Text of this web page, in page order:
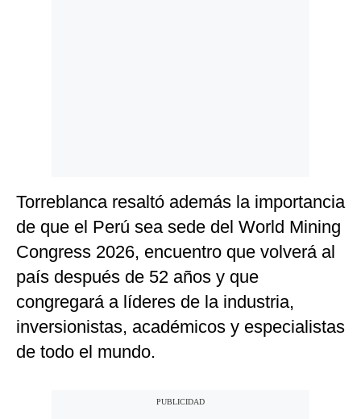
Torreblanca resaltó además la importancia
de que el Perú sea sede del World Mining
Congress 2026, encuentro que volverá al
país después de 52 años y que
congregará a líderes de la industria,
inversionistas, académicos y especialistas
de todo el mundo.